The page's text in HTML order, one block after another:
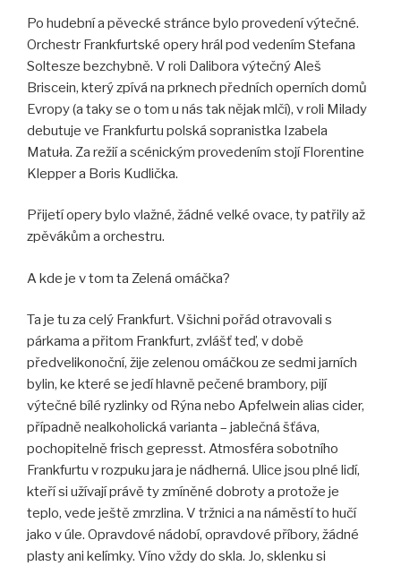
Po hudební a pěvecké stránce bylo provedení výtečné.
Orchestr Frankfurtské opery hrál pod vedením Stefana
Soltesze bezchybně. V roli Dalibora výtečný Aleš
Briscein, který zpívá na prknech předních operních domů
Evropy (a taky se o tom u nás tak nějak mlčí), v roli Milady
debutuje ve Frankfurtu polská sopranistka Izabela
Matuła. Za režií a scénickým provedením stojí Florentine
Klepper a Boris Kudlička.
Přijetí opery bylo vlažné, žádné velké ovace, ty patřily až
zpěvákům a orchestru.
A kde je v tom ta Zelená omáčka?
Ta je tu za celý Frankfurt. Všichni pořád otravovali s
párkama a přitom Frankfurt, zvlášť teď, v době
předvelikonoční, žije zelenou omáčkou ze sedmi jarních
bylin, ke které se jedí hlavně pečené brambory, pijí
výtečné bílé ryzlinky od Rýna nebo Apfelwein alias cider,
případně nealkoholická varianta – jablečná šťáva,
pochopitelně frisch gepresst. Atmosféra sobotního
Frankfurtu v rozpuku jara je nádherná. Ulice jsou plné lidí,
kteří si užívají právě ty zmíněné dobroty a protože je
teplo, vede ještě zmrzlina. V tržnici a na náměstí to hučí
jako v úle. Opravdové nádobí, opravdové příbory, žádné
plasty ani kelímky. Víno vždy do skla. Jo, sklenku si